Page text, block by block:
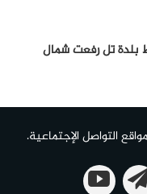
تل رفعت شمال
التواصل الإجتماعية.